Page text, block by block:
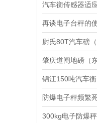
汽车衡传感器适
再谈电子台秤的
防爆电子秤频繁
300kg电子防爆